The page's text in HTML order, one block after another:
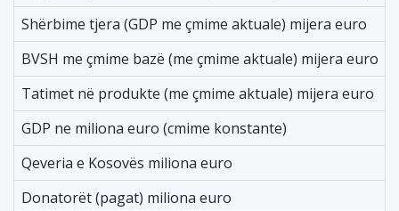
Shërbime tjera (GDP me çmime aktuale) mijera euro
BVSH me çmime bazë (me çmime aktuale) mijera euro
Tatimet në produkte (me çmime aktuale) mijera euro
GDP ne miliona euro (cmime konstante)
Qeveria e Kosovës miliona euro
Donatorët (pagat) miliona euro